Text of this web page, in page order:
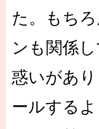
た。もち
ンも関係
惑いがあ
ールする